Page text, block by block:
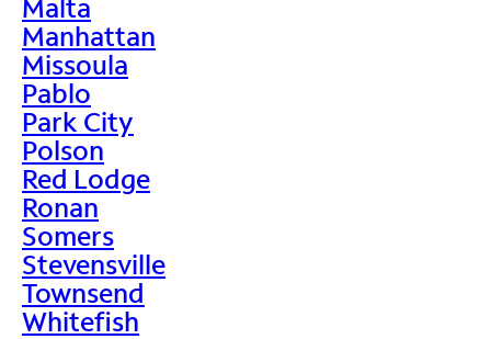
Malta
Manhattan
Missoula
Pablo
Park City
Polson
Red Lodge
Ronan
Somers
Stevensville
Townsend
Whitefish